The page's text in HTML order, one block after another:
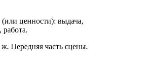
ценности): выдача,
работа.
часть сцены.